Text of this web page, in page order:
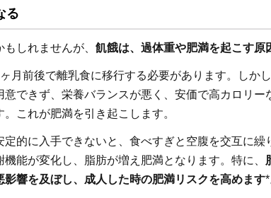
る
しれませんが、 飢餓は、過体重や肥満を起こす原
月前後で離乳食に移行する必要があります。しか
意できず、栄養バランスが悪く、安価で高カロリー
これが肥満を引き起こします。
定的に入手できないと、食べすぎと空腹を交互に繰
機能が変化し、脂肪が増え肥満となります。特に、
影響を及ぼし、成人した時の肥満リスクを高めます*